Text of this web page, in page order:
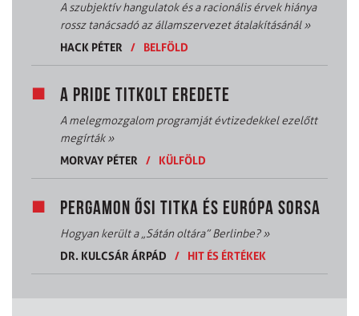
A szubjektív hangulatok és a racionális érvek hiánya
rossz tanácsadó az államszervezet átalakításánál»
HACK PÉTER
/ BELFÖLD
A PRIDE TITKOLT EREDETE
A melegmozgalom programját évtizedekkel ezelőtt
megírták»
MORVAY PÉTER
/ KÜLFÖLD
PERGAMON ŐSI TITKA ÉS EURÓPA SORSA
Hogyan került a „Sátán oltára” Berlinbe?»
DR. KULCSÁR ÁRPÁD
/ HIT ÉS ÉRTÉKEK